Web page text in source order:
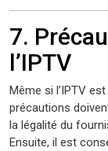
7.
l’IPTV
Même si l’IPTV
précautions
la légalité du
Ensuite, il est